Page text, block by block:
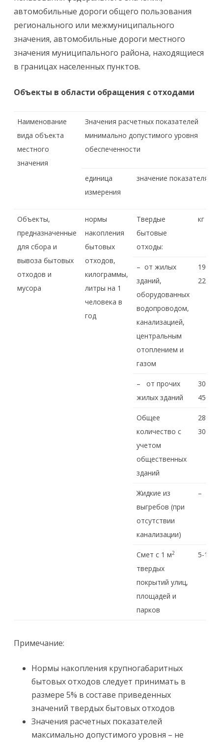
автомобильные дороги общего пользования
регионального или межмуниципального
значения, автомобильные дороги местного
значения муниципального района, находящиеся
в границах населенных пунктов.
Объекты в области обращения с отходами
Наименование
вида объекта
местного
значения
Значения расчетных показателей
минимально допустимого уровня
обеспеченности
единица
измерения
значение показателя
Объекты,
предназначенные
для сбора и
вывоза бытовых
отходов и
мусора
нормы
накопления
бытовых
отходов,
килограммы,
литры на 1
человека в
год
Твердые
бытовые
отходы:
кг
– от жилых
зданий,
оборудованных
водопроводом,
канализацией,
центральным
отоплением и
газом
190-
225
– от прочих
жилых зданий
300-
450
Общее
количество с
учетом
общественных
зданий
280-
300
Жидкие из
выгребов (при
отсутствии
канализации)
–
Смет с 1 м2
твердых
покрытий улиц,
площадей и
парков
5-15
Примечание:
Нормы накопления крупногабаритных
бытовых отходов следует принимать в
размере 5% в составе приведенных
значений твердых бытовых отходов
Значения расчетных показателей
максимально допустимого уровня – не